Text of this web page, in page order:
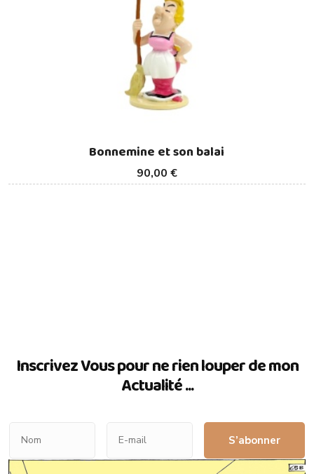
90,00 €
Bonnemine et son balai
Inscrivez Vous pour ne rien louper de mon
Actualité ...
S’abonner